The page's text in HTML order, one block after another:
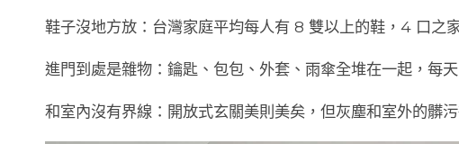
鞋子沒地方放 ：台灣家庭平均每人有 8 雙以上的鞋，4 口
進門到處是雜物 ：鑰匙、包包、外套、雨傘全堆在一起，每
和室內沒有界線 ：開放式玄關美則美矣，但灰塵和室外的髒